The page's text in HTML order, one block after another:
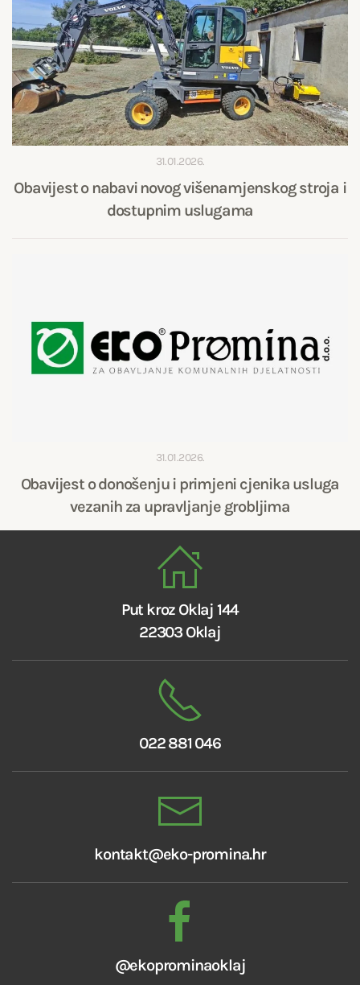
31.01.2026.
Obavijest o nabavi novog višenamjenskog stroja i
dostupnim uslugama
31.01.2026.
Obavijest o donošenju i primjeni cjenika usluga
vezanih za upravljanje grobljima
Put kroz Oklaj 144
22303 Oklaj
022 881 046
kontakt@eko-promina.hr
@ekoprominaoklaj